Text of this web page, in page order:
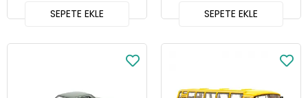
SEPETE EKLE SEPETE EKLE